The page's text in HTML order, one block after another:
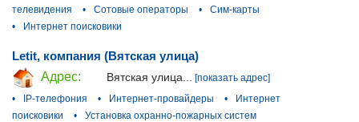
телевидения
• Сотовые операторы •
Сим-карты
•
Интернет поисковики
Letit, компания (Вятская улица)
Адрес:
Вятская улица...
[показать адрес]
•
IP-телефония • Интернет-провайдеры •
Интернет
поисковики
•
Установка охранно-пожарных систем